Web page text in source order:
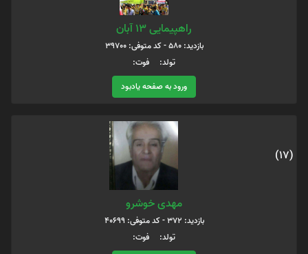
راهپیمایی 13 آبان
بازدید: 580 - کد متوفی: 39700
تولد: فوت:
ورود به صفحه یادبود
(17)
مهدی خوشرو
بازدید: 372 - کد متوفی: 40699
تولد: فوت: